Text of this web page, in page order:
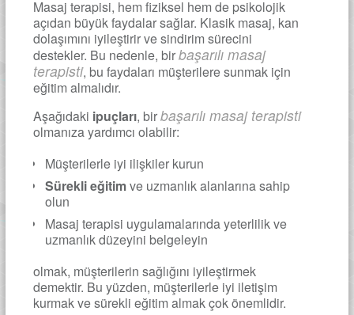
Masaj terapisi, hem fiziksel hem de psikolojik
açıdan büyük faydalar sağlar. Klasik masaj, kan
dolaşımını iyileştirir ve sindirim sürecini
destekler. Bu nedenle, birbaşarılı masaj
terapisti, bu faydaları müşterilere sunmak için
eğitim almalıdır.
Aşağıdaki ipuçları, birbaşarılı masaj terapisti
olmanıza yardımcı olabilir:
Müşterilerle iyi ilişkiler kurun
Sürekli eğitimve uzmanlık alanlarına sahip
olun
Masaj terapisi uygulamalarında yeterlilik ve
uzmanlık düzeyini belgeleyin
olmak, müşterilerin sağlığını iyileştirmek
demektir. Bu yüzden, müşterilerle iyi iletişim
kurmak ve sürekli eğitim almak çok önemlidir.